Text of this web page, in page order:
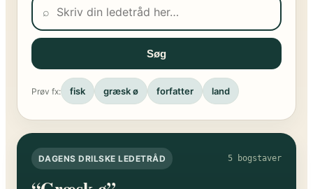
⌕
Søg
Prøv fx: fisk græsk ø forfatter land
DAGENS DRILSKE LEDETRÅD 5 bogstaver